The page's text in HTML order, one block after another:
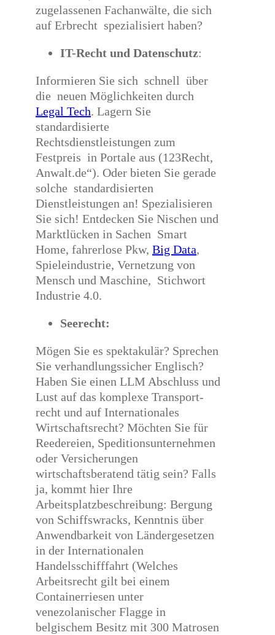
zugelassenen Fachanwälte, die sich
auf Erbrecht spezialisiert haben?
IT-Recht und Datenschutz:
Informieren Sie sich schnell über
die neuen Möglichkeiten durch
Legal Tech. Lagern Sie
standardisierte
Rechtsdienstleistungen zum
Festpreis in Portale aus (123Recht,
Anwalt.de“). Oder bieten Sie gerade
solche standardisierten
Dienstleistungen an! Spezialisieren
Sie sich! Entdecken Sie Nischen und
Marktlücken in Sachen Smart
Home, fahrerlose Pkw, Big Data,
Spieleindustrie, Vernetzung von
Mensch und Maschine, Stichwort
Industrie 4.0.
Seerecht:
Mögen Sie es spektakulär? Sprechen
Sie verhandlungssicher Englisch?
Haben Sie einen LLM Abschluss und
Lust auf das komplexe Transport-
recht und auf Internationales
Wirtschaftsrecht? Möchten Sie für
Reedereien, Speditionsunternehmen
oder Versicherungen
wirtschaftsberatend tätig sein? Falls
ja, kommt hier Ihre
Arbeitsplatzbeschreibung: Bergung
von Schiffswracks, Kenntnis über
Anwendbarkeit von Ländergesetzen
in der Internationalen
Handelsschifffahrt (Welches
Arbeitsrecht gilt bei einem
Containerriesen unter
venezolanischer Flagge in
belgischem Besitz mit 300 Matrosen